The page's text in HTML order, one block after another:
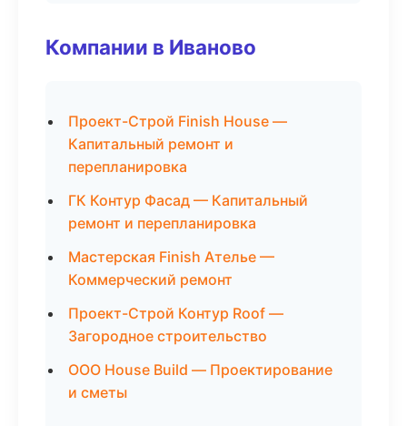
Компании в Иваново
Проект-Строй Finish House —
Капитальный ремонт и
перепланировка
ГК Контур Фасад — Капитальный
ремонт и перепланировка
Мастерская Finish Ателье —
Коммерческий ремонт
Проект-Строй Контур Roof —
Загородное строительство
ООО House Build — Проектирование
и сметы